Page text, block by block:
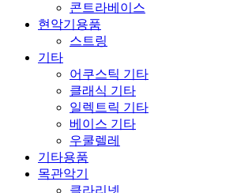
콘트라베이스
현악기용품
스트링
기타
어쿠스틱 기타
클래식 기타
일렉트릭 기타
베이스 기타
우쿨렐레
기타용품
목관악기